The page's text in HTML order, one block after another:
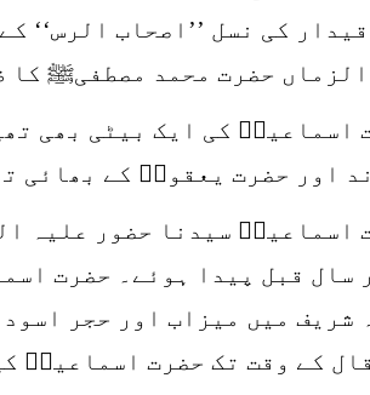
قیدار کی نسل ’’اصحاب الرس‘‘
حضرت محمد مصطفیﷺ کا
اسماعیلؑ کی ایک بیٹی بھی
اور حضرت یعقوبؑ کے بھائی
اسماعیلؑ سیدنا حضور علیہ
سال قبل پیدا ہوئے۔ حضرت
شریف میں میزاب اور حجر
کے وقت تک حضرت اسماعیلؑ